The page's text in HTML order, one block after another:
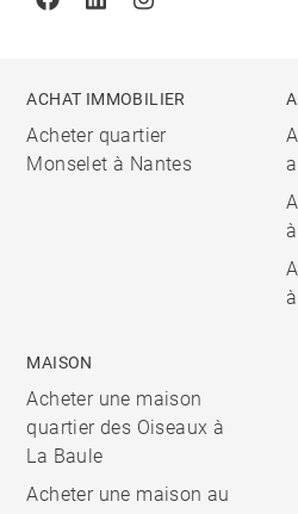
FacebookLinkedinInstagram
ACHAT IMMOBILIER
Acheter quartier
Monselet à Nantes
MAISON
Acheter une maison
quartier des Oiseaux à
La Baule
Acheter une maison au